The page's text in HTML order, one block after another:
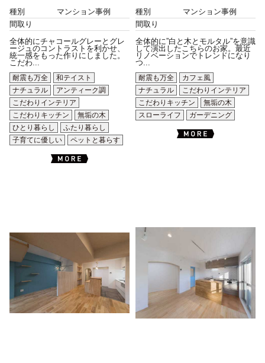
種別
マンション事例
間取り
全体的にチャコールグレーとグレ
ージュのコントラストを利かせ、
統一感をもった作りにしました。
こだわ...
耐震も万全
和テイスト
ナチュラル
アンティーク調
こだわりインテリア
こだわりキッチン
無垢の木
ひとり暮らし
ふたり暮らし
子育てに優しい
ペットと暮らす
種別
マンション事例
間取り
全体的に”白と木とモルタル”を意識
して演出したこちらのお家。最近
リノベーションでトレンドになり
つ...
耐震も万全
カフェ風
ナチュラル
こだわりインテリア
こだわりキッチン
無垢の木
スローライフ
ガーデニング